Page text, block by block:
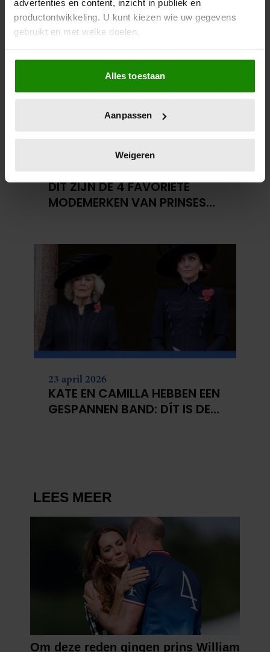
advertenties en content, inzicht in publiek en
productontwikkeling. U kunt kiezen wie uw gegevens
gebruikt en met welke doelen.
Als u het toestaat, willen we ook graag:
Informatie verzamelen over uw geografische
locatie, die tot een paar meter nauwkeurig kan zijn
scannen op specifieke eigenschappen (fingerprinting)
verwerkt en stel uw voorkeuren in het
intrekken in de Cookieverklaring.
We gebruiken cookies om content en advertenties te
informatie over uw gebruik van onze site met onze
partners voor social media, adverteren en analyse. Deze
partners kunnen deze gegevens combineren met andere
informatie die u aan ze heeft verstrekt of die ze hebben
verzameld op basis van uw gebruik van hun services. U
gaat akkoord met onze cookies als u onze website blijft
gebruiken.
Alles toestaan
Aanpassen
Weigeren
BELGISCHE KONINKLIJKE
FAMILIE
DIT ZIJN DE 4 FAVORIETE
MODEMERKEN VAN PRINSES
23 april 2026
KATE EN CAMILLA HEBBEN EEN
GESPANNEN BAND: DÍT IS DE